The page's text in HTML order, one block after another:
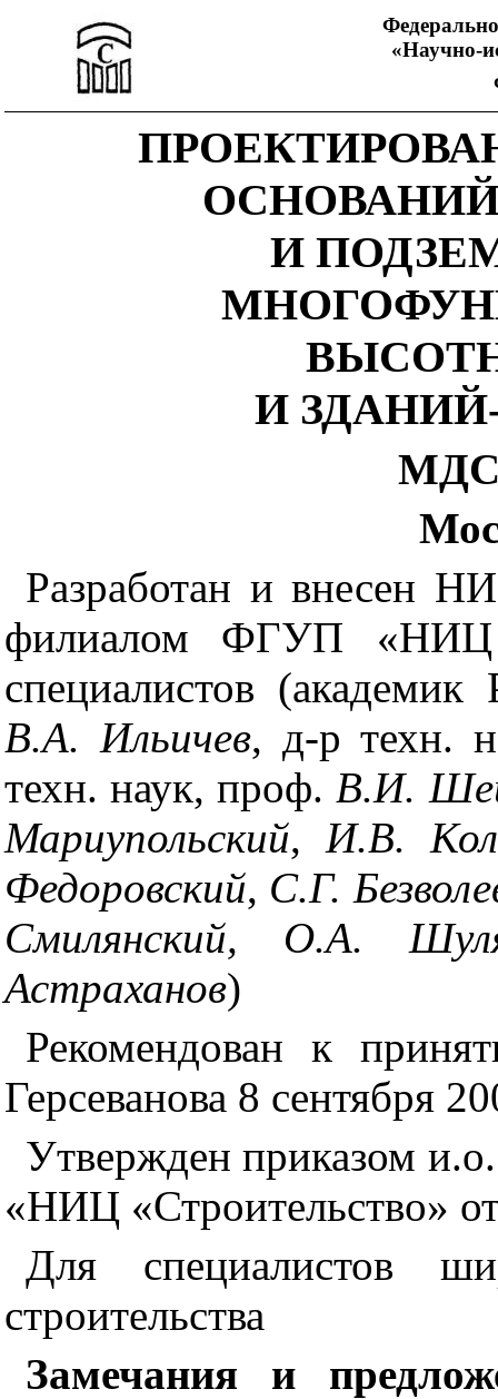
«Научно-
И
И
МДС
Разработан и внесен
филиалом ФГУП «НИЦ
специалистов (академик
В.А. Ильичев, д-р техн.
техн. наук, проф. В.И.
Мариупольский,И.В.
Федоровский, С.Г.
Смилянский, О.А.
Астраханов)
Рекомендован к
Герсеванова 8 сентября
Утвержден приказом
«НИЦ «Строительство»
Для специалистов
строительства
Замечания и